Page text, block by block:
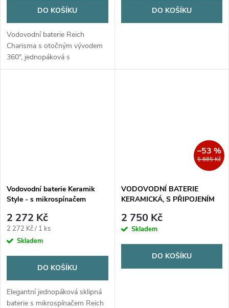
DO KOŠÍKU
Vodovodní baterie Reich
Charisma s otočným vývodem
360°, jednopáková s
keramickou kartuší. Vysoce
DO KOŠÍKU
Vodovodní baterie Keramik
Style - s mikrospínačem
2 272 Kč
Měrná
cena:
2 272 Kč / 1 ks
Skladem
DO KOŠÍKU
Elegantní jednopáková sklipná
baterie s mikrospínačem Reich
5 885 Kč
–53 %
VODOVODNÍ BATERIE
KERAMICKÁ, S PŘIPOJENÍM
2 750 Kč
Skladem
DO KOŠÍKU